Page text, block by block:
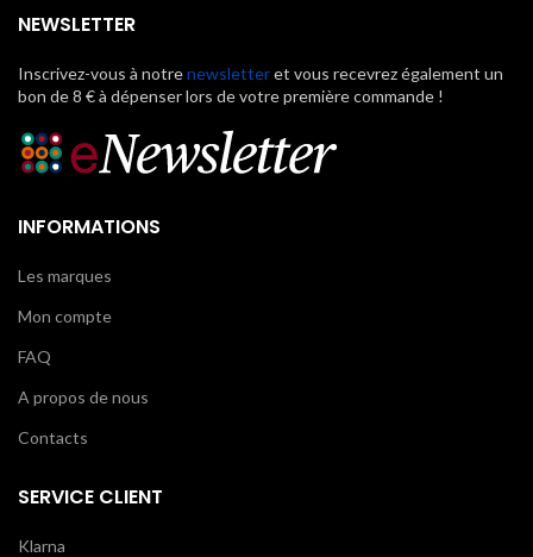
NEWSLETTER
Inscrivez-vous à notrenewsletteret vous recevrez également un
bon de 8 € à dépenser lors de votre première commande !
INFORMATIONS
Les marques
Mon compte
FAQ
A propos de nous
Contacts
SERVICE CLIENT
Klarna